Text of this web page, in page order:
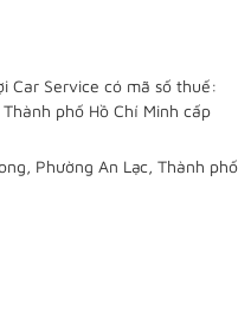
Car Service có mã số thuế:
phố Hồ Chí Minh cấp
Phường An Lạc, Thành phố